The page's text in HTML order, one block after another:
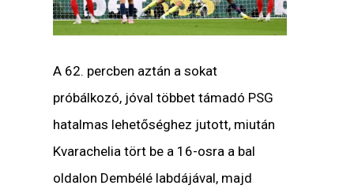
A 62. percben aztán a sokat
próbálkozó, jóval többet támadó PSG
hatalmas lehetőséghez jutott, miután
Kvarachelia tört be a 16-osra a bal
oldalon Dembélé labdájával, majd